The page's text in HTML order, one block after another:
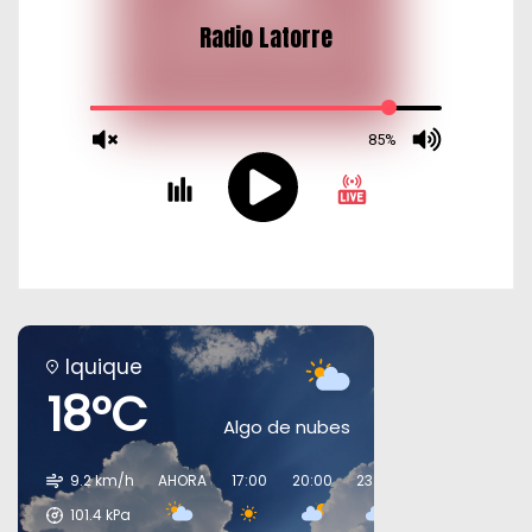
Iquique
18°C Algo de nubes
9.2 km/h
101.4kPa
AHORA 17:00 20:00 23:00